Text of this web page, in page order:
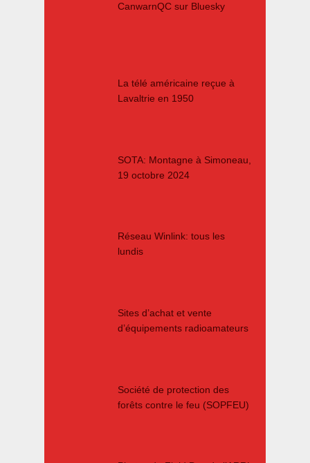
CanwarnQC sur Bluesky
La télé américaine reçue à
Lavaltrie en 1950
SOTA: Montagne à Simoneau,
19 octobre 2024
Réseau Winlink: tous les
lundis
Sites d’achat et vente
d’équipements radioamateurs
Société de protection des
forêts contre le feu (SOPFEU)